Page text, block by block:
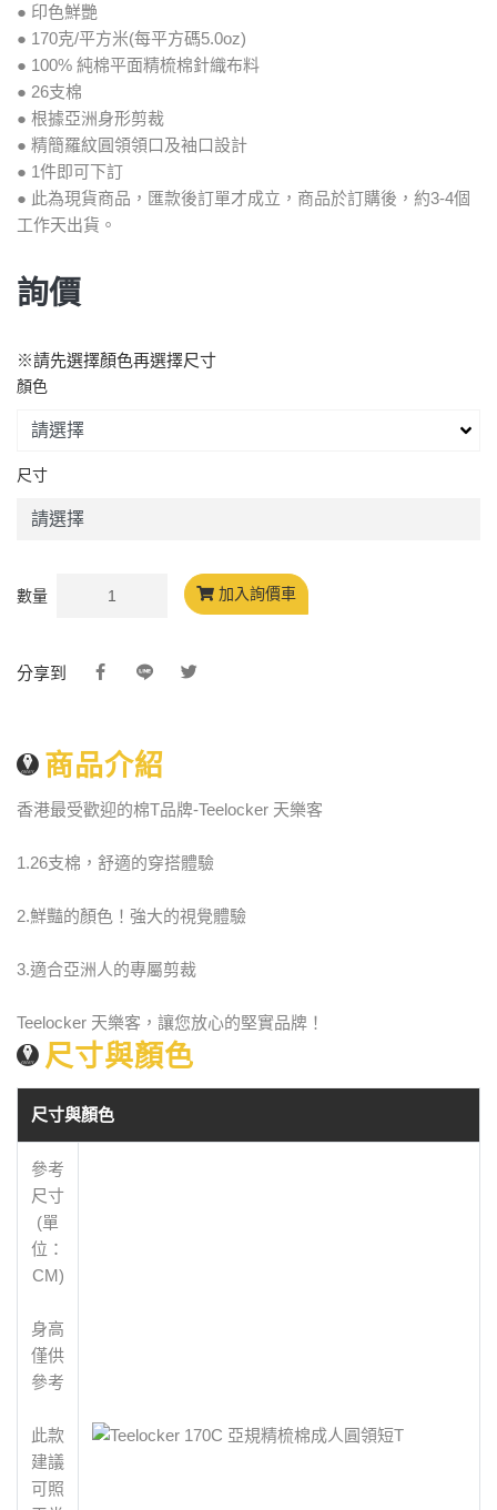
● 印色鮮艷
● 170克/平方米(每平方碼5.0oz)
● 100% 純棉平面精梳棉針織布料
● 26支棉
● 根據亞洲身形剪裁
● 精簡羅紋圓領領口及袖口設計
● 1件即可下訂
● 此為現貨商品，匯款後訂單才成立，商品於訂購後，約3-4個
工作天出貨。
詢價
※請先選擇顏色再選擇尺寸
顏色
尺寸
數量 加入詢價車
分享到
商品介紹
香港最受歡迎的棉T品牌-Teelocker 天樂客
1.26支棉，舒適的穿搭體驗
2.鮮豔的顏色！強大的視覺體驗
3.適合亞洲人的專屬剪裁
Teelocker 天樂客，讓您放心的堅實品牌！
尺寸與顏色
尺寸與顏色
參考
尺寸
(單
位：
CM)
身高
僅供
參考
此款
建議
可照